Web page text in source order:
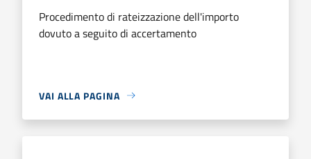
Procedimento di rateizzazione dell'importo
dovuto a seguito di accertamento
VAI ALLA PAGINA